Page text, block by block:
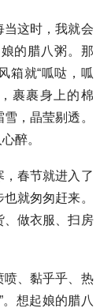
这时，我就会
的腊八粥。那
箱就“呱哒，呱
裹裹身上的棉
，晶莹剔透。
醉。
春节就进入了
就匆匆赶来。
、做衣服、扫房
喷、黏乎乎、热
想起娘的腊八